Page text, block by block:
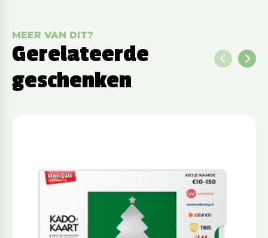
MEER VAN DIT?
Gerelateerde
geschenken